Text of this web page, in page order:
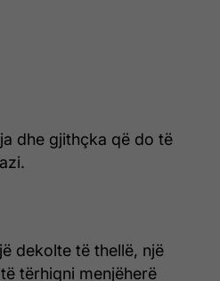
dhe gjithçka që do të
dekolte të thellë, një
tërhiqni menjëherë